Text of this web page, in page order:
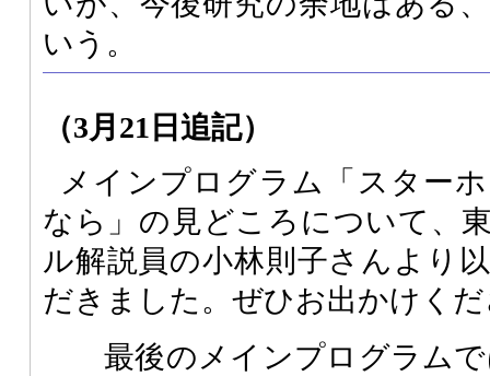
いう。
（3月21日追記）
メインプログラム「スター
なら」の見どころについて、
ル解説員の小林則子さんより
だきました。ぜひお出かけく
最後のメインプログラム